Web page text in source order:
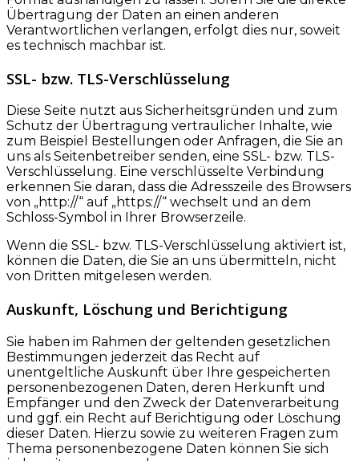
Übertragung der Daten an einen anderen
Verantwortlichen verlangen, erfolgt dies nur, soweit
es technisch machbar ist.
SSL- bzw. TLS-Verschlüsselung
Diese Seite nutzt aus Sicherheitsgründen und zum
Schutz der Übertragung vertraulicher Inhalte, wie
zum Beispiel Bestellungen oder Anfragen, die Sie an
uns als Seitenbetreiber senden, eine SSL- bzw. TLS-
Verschlüsselung. Eine verschlüsselte Verbindung
erkennen Sie daran, dass die Adresszeile des Browsers
von „http://“ auf „https://“ wechselt und an dem
Schloss-Symbol in Ihrer Browserzeile.
Wenn die SSL- bzw. TLS-Verschlüsselung aktiviert ist,
können die Daten, die Sie an uns übermitteln, nicht
von Dritten mitgelesen werden.
Auskunft, Löschung und Berichtigung
Sie haben im Rahmen der geltenden gesetzlichen
Bestimmungen jederzeit das Recht auf
unentgeltliche Auskunft über Ihre gespeicherten
personenbezogenen Daten, deren Herkunft und
Empfänger und den Zweck der Datenverarbeitung
und ggf. ein Recht auf Berichtigung oder Löschung
dieser Daten. Hierzu sowie zu weiteren Fragen zum
Thema personenbezogene Daten können Sie sich